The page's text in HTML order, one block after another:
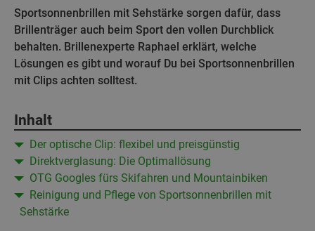
Sportsonnenbrillen mit Sehstärke sorgen dafür, dass
Brillenträger auch beim Sport den vollen Durchblick
behalten. Brillenexperte Raphael erklärt, welche
Lösungen es gibt und worauf Du bei Sportsonnenbrillen
mit Clips achten solltest.
Inhalt
Der optische Clip: flexibel und preisgünstig
Direktverglasung: Die Optimallösung
OTG Googles fürs Skifahren und Mountainbiken
Reinigung und Pflege von Sportsonnenbrillen mit
Sehstärke